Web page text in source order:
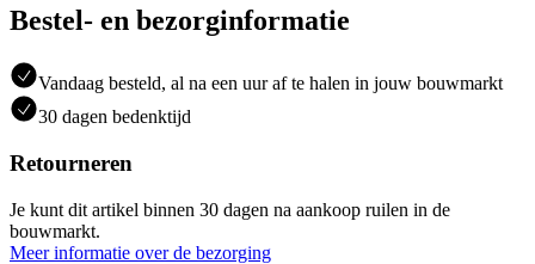
Bestel- en bezorginformatie
Vandaag besteld, al na een uur af te halen in jouw bouwmarkt
30 dagen bedenktijd
Retourneren
Je kunt dit artikel binnen 30 dagen na aankoop ruilen in de
bouwmarkt.
Meer informatie over de bezorging